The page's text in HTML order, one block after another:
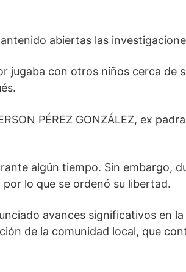
abiertas las
jugaba con otros niños cerca de
PÉREZ GONZÁLEZ, ex
algún tiempo. Sin embargo,
lo que se ordenó su libertad.
avances significativos en
de la comunidad local, que